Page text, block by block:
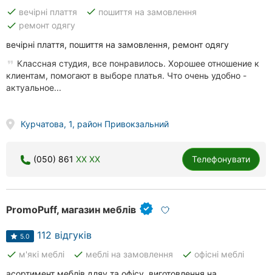
done вечірні плаття done пошиття на замовлення
done ремонт одягу
вечірні плаття, пошиття на замовлення, ремонт одягу
Классная студия, все понравилось. Хорошее отношение к
клиентам, помогают в выборе платья. Что очень удобно -
актуальное...
Курчатова, 1, район Привокзальний
(050) 861 XX XX Телефонувати
PromoPuff, магазин меблів
5.0 112 відгуків
done м'які меблі done меблі на замовлення done офісні меблі